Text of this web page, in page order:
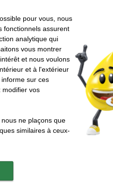
Commander
clients 92% recommandent
et de haute qualité. Le papier blanc
que l'impression de conception CAO et
fière allure sur ce papier. Ce
!
pour vous, nous
fonctionnels assurent
analytique qui
vous montrer
et nous voulons
et à l'extérieur
sur ces
modifier vos
ne plaçons que
similaires à ceux-